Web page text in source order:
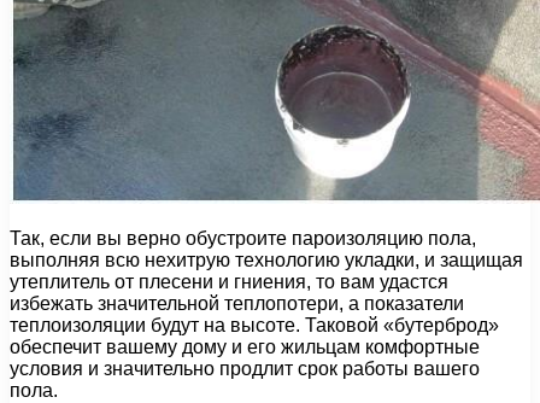
Так, если вы верно обустроите пароизоляцию пола,
выполняя всю нехитрую технологию укладки, и защищая
утеплитель от плесени и гниения, то вам удастся
избежать значительной теплопотери, а показатели
теплоизоляции будут на высоте. Таковой «бутерброд»
обеспечит вашему дому и его жильцам комфортные
условия и значительно продлит срок работы вашего
пола.